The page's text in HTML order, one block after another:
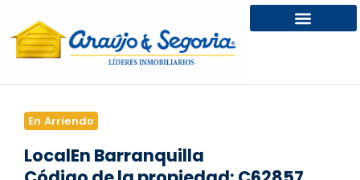
En Arriendo
LocalEn Barranquilla